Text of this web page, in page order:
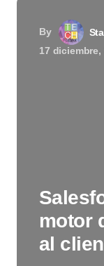
By
17 diciembre,
motor
al